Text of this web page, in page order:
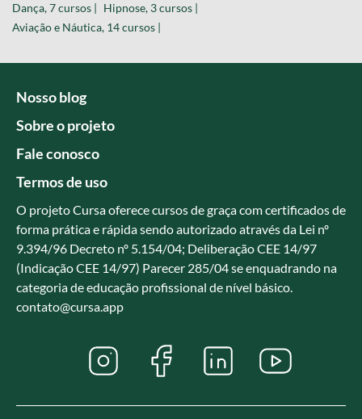
Dança, 7 cursos |
Hipnose, 3 cursos |
Aviação e Náutica, 14 cursos |
Nosso blog
Sobre o projeto
Fale conosco
Termos de uso
O projeto Cursa oferece cursos de graça com certificados de
forma prática e rápida sendo autorizado através da Lei nº
9.394/96 Decreto nº 5.154/04; Deliberação CEE 14/97
(Indicação CEE 14/97) Parecer 285/04 se enquadrando na
categoria de educação profissional de nível básico.
contato@cursa.app